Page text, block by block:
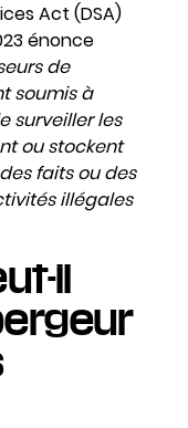
Act (DSA)
énonce
de
soumis à
surveiller les
ou stockent
faits ou des
illégales
il